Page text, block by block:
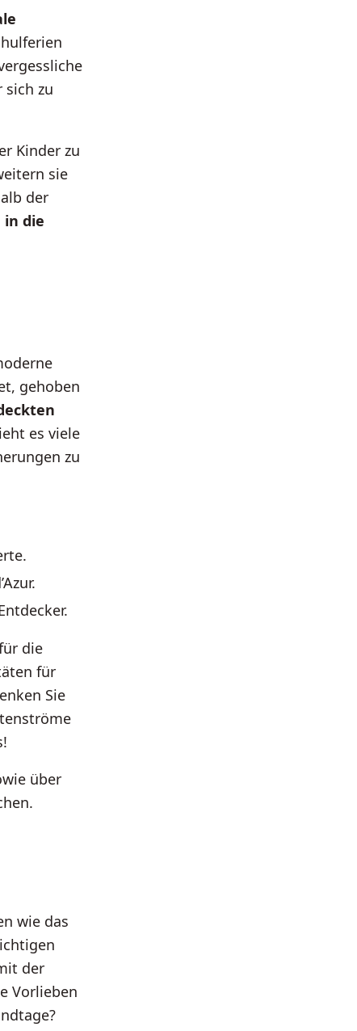
sich zu
Kinder zu
sie
der
die
gehoben
es viele
zu
die
für
Sie
über
wie das
der
Vorlieben